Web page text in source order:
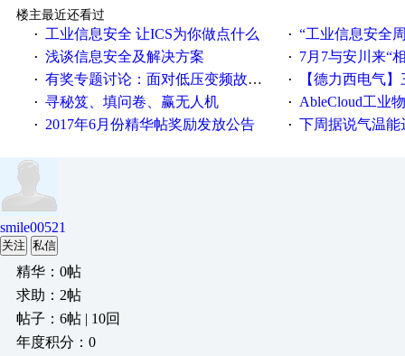
楼主最近还看过
·
工业信息安全 让ICS为你做点什么 · “工业信息安全周之我见”
· 浅谈信息安全及解决方案 · 7月7与安川来“
· 有奖专题讨论：面对低压变频故障，老手是这样解决的！ · 【德力西电气】三
· 寻秘笈、填问卷、赢无人机 · AbleCloud工业物联
· 2017年6月份精华帖奖励发放公告 · 下周据说气温能
smile00521
关注 私信
精华：0帖
求助：2帖
帖子：6帖 | 10回
年度积分：0